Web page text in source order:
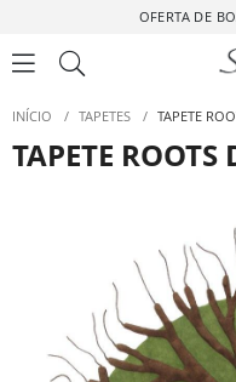
OFERTA DE
INÍCIO / TAPETES / TAPETE
TAPETE